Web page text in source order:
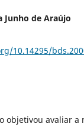
Junho de Araújo
10.14295/
objetivou avaliar a